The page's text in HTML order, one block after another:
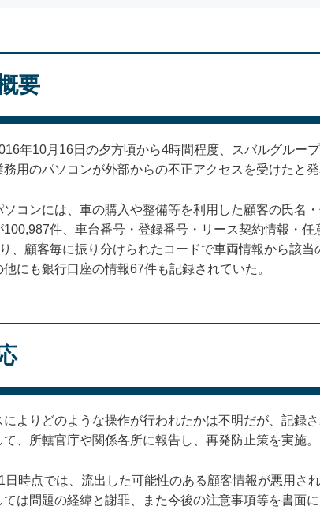
要
年10月16日の夕方頃から4時間程度、スバルグルー
用のパソコンが外部からの不正アクセスを受けたと発
コンには、車の購入や整備等を利用した顧客の氏名
件、車台番号・登録番号・リース契約情報・
、顧客毎に振り分けられたコードで車両情報から該
にも銀行口座の情報67件も記録されていた。
よりどのような操作が行われたかは不明だが、記録
、所轄官庁や関係各所に報告し、再発防止策を実施。
日時点では、流出した可能性のある顧客情報が悪用さ
は問題の経緯と謝罪、また今後の注意事項等を書面